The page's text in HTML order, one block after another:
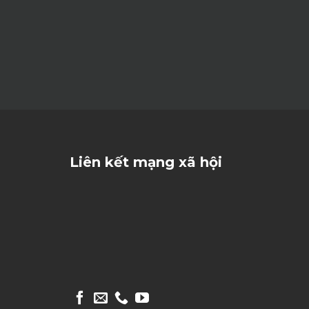
Liên kết mạng xã hội